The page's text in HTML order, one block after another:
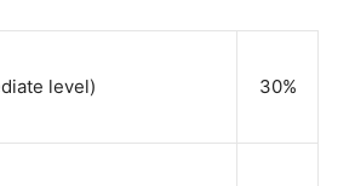
level) 30%